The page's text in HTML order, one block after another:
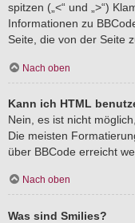
spitzen („<“ und „>“)
Informationen zu
Seite, die von der Seite
Nach oben
Kann ich HTML
Nein, es ist nicht
Die meisten
über BBCode erreicht
Nach oben
Was sind Smilies?